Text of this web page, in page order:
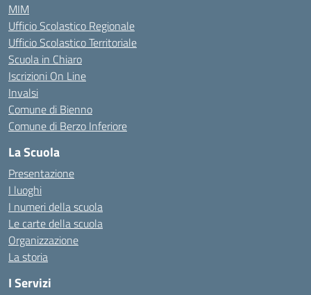
MIM
Ufficio Scolastico Regionale
Ufficio Scolastico Territoriale
Scuola in Chiaro
Iscrizioni On Line
Invalsi
Comune di Bienno
Comune di Berzo Inferiore
La Scuola
Presentazione
I luoghi
I numeri della scuola
Le carte della scuola
Organizzazione
La storia
I Servizi